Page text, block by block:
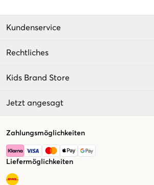
Kundenservice
Rechtliches
Kids Brand Store
Jetzt angesagt
Zahlungsmöglichkeiten
Liefermöglichkeiten